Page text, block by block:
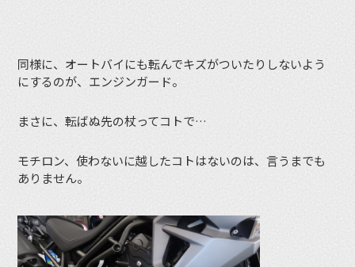
同様に、オートバイにも転んでキズがついたりしないよう
にするのが、エンジンガード。
まさに、転ばぬ先の杖ってコトで…
モチロン、使わないに越したコトはないのは、言うまでも
ありません。